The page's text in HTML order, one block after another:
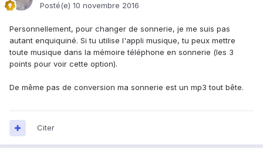
Posté(e) 10 novembre 2016
Personnellement, pour changer de sonnerie, je me suis pas
autant enquiquiné. Si tu utilise l'appli musique, tu peux mettre
toute musique dans la mémoire téléphone en sonnerie (les 3
points pour voir cette option).
De même pas de conversion ma sonnerie est un mp3 tout bête.
Citer